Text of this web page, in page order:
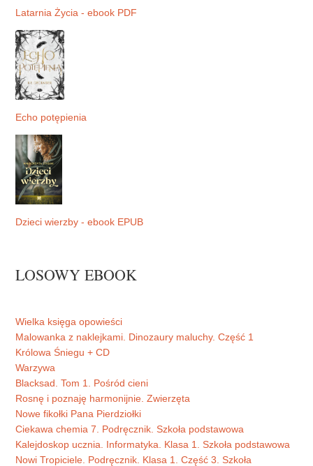
Latarnia Życia - ebook PDF
Echo potępienia
Dzieci wierzby - ebook EPUB
LOSOWY EBOOK
Wielka księga opowieści
Malowanka z naklejkami. Dinozaury maluchy. Część 1
Królowa Śniegu + CD
Warzywa
Blacksad. Tom 1. Pośród cieni
Rosnę i poznaję harmonijnie. Zwierzęta
Nowe fikołki Pana Pierdziołki
Ciekawa chemia 7. Podręcznik. Szkoła podstawowa
Kalejdoskop ucznia. Informatyka. Klasa 1. Szkoła podstawowa
Nowi Tropiciele. Podręcznik. Klasa 1. Część 3. Szkoła